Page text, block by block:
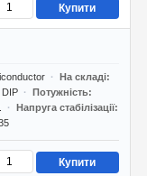
Купити
На складі
DIP
Потужність
Напруга стабілізації
Купити